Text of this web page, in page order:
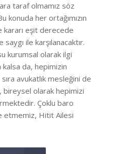
taraf olmamız söz
konuda her ortağımızın
kararı eşit derecede
saygı ile karşılanacaktır.
kurumsal olarak ilgi
kalsa da, hepimizin
avukatlık mesleğini de
olarak hepimizi
Çoklu baro
etmemiz, Hitit Ailesi